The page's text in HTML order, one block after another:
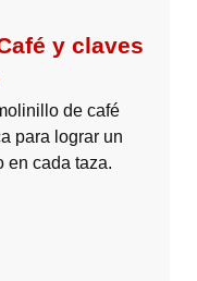
y claves
de café
para lograr un
en cada taza.